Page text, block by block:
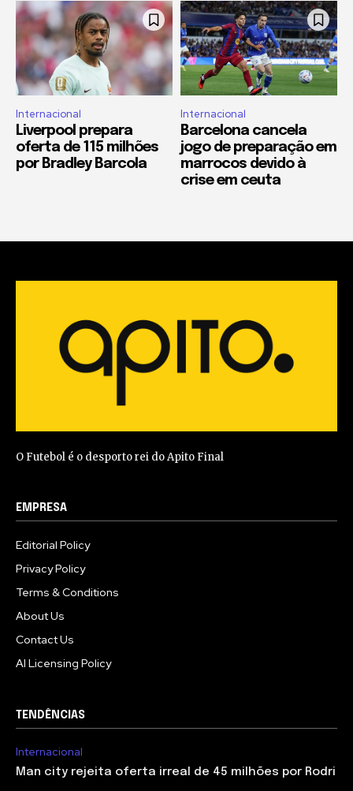
Internacional
Liverpool prepara
oferta de 115 milhões
por Bradley Barcola
Internacional
Barcelona cancela
jogo de preparação em
marrocos devido à
crise em ceuta
O Futebol é o desporto rei do Apito Final
EMPRESA
Editorial Policy
Privacy Policy
Terms & Conditions
About Us
Contact Us
AI Licensing Policy
TENDÊNCIAS
Internacional
Man city rejeita oferta irreal de 45 milhões por Rodri